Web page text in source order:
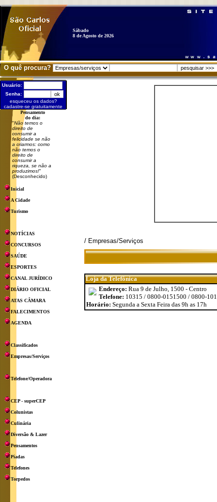
Sábado
8 de Agosto de 2026
O quê procura?
Usuário:
Senha:
esqueceu os dados?
cadastre-se gratuitamente
Pensamento
do dia:
"Não temos o
direito de
consumir a
felicidade se não
a criarmos: como
não temos o
direito de
consumir a
riqueza, se não a
produzimos!"
(Desconhecido)
Inicial
A Cidade
Turismo
NOTÍCIAS
CONCURSOS
SAÚDE
ESPORTES
CANAL JURÍDICO
DIÁRIO OFICIAL
ATAS CÂMARA
FALECIMENTOS
AGENDA
Classificados
Empresas/Serviços
Telefone/Operadora
CEP - superCEP
Colunistas
Culinária
Diversão & Lazer
Pensamentos
Piadas
Telefones
Torpedos
/ Empresas/Serviços
Loja da Telefônica
Endereço: Rua 9 de Julho, 1500 - Centro
Telefone: 10315 / 0800-0151500 / 0800-
Horário: Segunda a Sexta Feira das 9h as 17h